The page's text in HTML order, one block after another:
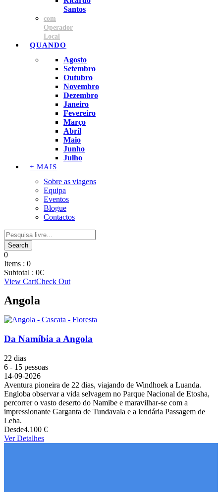
Santos
com
Operador
Local
QUANDO
Agosto
Setembro
Outubro
Novembro
Dezembro
Janeiro
Fevereiro
Março
Abril
Maio
Junho
Julho
+ MAIS
Sobre as viagens
Equipa
Eventos
Blogue
Contactos
0
Items : 0
Subtotal : 0€
View CartCheck Out
Angola
Da Namíbia a Angola
22 dias
6 - 15 pessoas
14-09-2026
Aventura pioneira de 22 dias, viajando de Windhoek a Luanda.
Engloba observar a vida selvagem no Parque Nacional de Etosha,
percorrer o vasto deserto do Namibe e maravilhar-se com a
impressionante Garganta de Tundavala e a lendária Passagem de
Leba.
Desde4.100 €
Ver Detalhes